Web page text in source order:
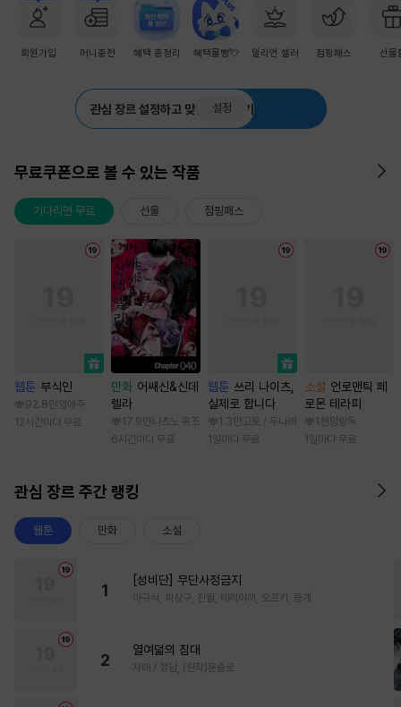
회원가입 머니충전 혜택 총정리 혜택몰빵💘 밀리언 셀러 점핑패스 선물
관심 장르 설정하고 맞춤 추천 받기
설정
무료쿠폰으로 볼 수 있는 작품
기다리면 무료 선물 점핑패스
웹툰 부식인
92.8만 임애주
12시간마다 무료
만화 어쌔신&신데
렐라
17.9만 나츠노 유조
6시간마다 무료
웹툰 쓰리 나이츠,
실제로 합니다
1.3만 고토 / 두나래
1일마다 무료
소설 언로맨틱 페
로몬 테라피
1천 망랑독
1일마다 무료
관심 장르 주간 랭킹
웹툰 만화 소설
1
[성비단] 무단사정금지
마규식, 피상구, 진월, 테리야끼, 오프카, 뚱개
2
열여덟의 침대
자태 / 청담, (원작)문슬로